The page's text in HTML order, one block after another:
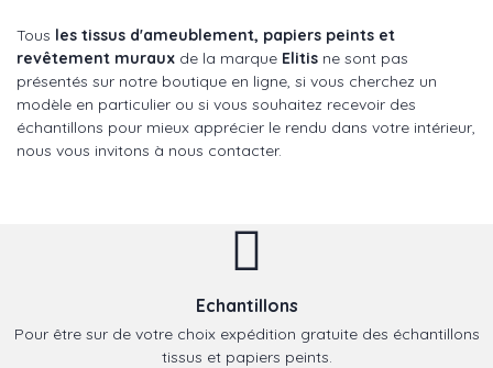
Tous les tissus d'ameublement, papiers peints et
revêtement muraux de la marque Elitis ne sont pas
présentés sur notre boutique en ligne, si vous cherchez un
modèle en particulier ou si vous souhaitez recevoir des
échantillons pour mieux apprécier le rendu dans votre intérieur,
nous vous invitons à nous contacter.
Echantillons
Pour être sur de votre choix expédition gratuite des échantillons
tissus et papiers peints.